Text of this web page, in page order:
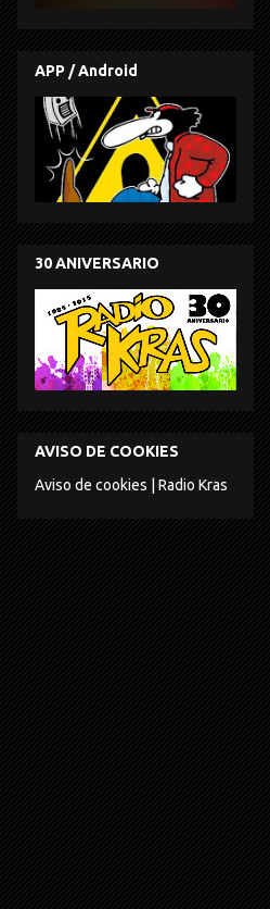
APP / Android
30 ANIVERSARIO
AVISO DE COOKIES
Aviso de cookies | Radio Kras